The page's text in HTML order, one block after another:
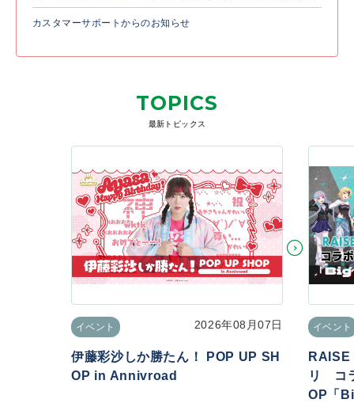
せ
カスタマーサポートからのお知らせ
TOPICS
最新トピックス
イベント 2026年08月07日
伊藤彩沙しか勝たん！ POP UP SH
OP in Annivroad
イベント
RAISE
リ コ
OP「